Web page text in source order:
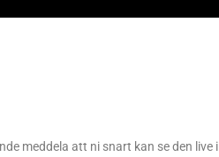
meddela att ni snart kan se den live i